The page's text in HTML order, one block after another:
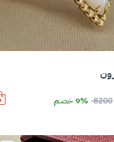
8200 9% خصم